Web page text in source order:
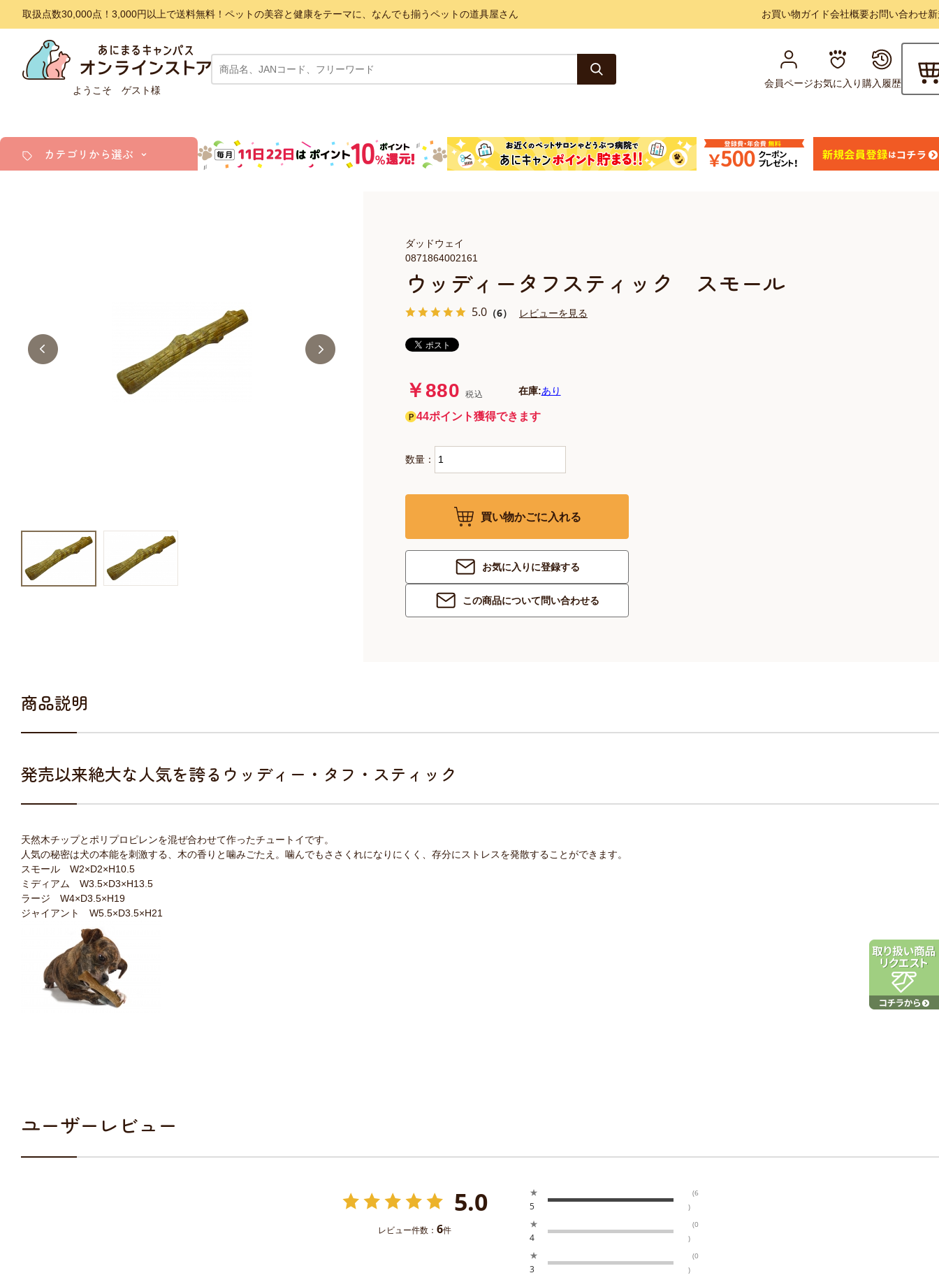
取扱点数30,000点！3,000円以上で送料無料！ペットの美容と健康をテーマに、なんでも揃うペットの道具屋さん お買い物ガイド会社概要お問い合わせ
ようこそ ゲスト様
会員ページお気に入り購入履歴
カテゴリから選ぶ
美容・ケア用品
服・おさんぽ用品
日用品（デイリー）
ウッディータフスティック スモール
5.0 （6） レビューを見る
0871864002161
ダッドウェイ
￥880 税込 在庫:あり
44ポイント獲得できます
数量：
買い物かごに入れる
お気に入りに登録する
この商品について問い合わせる
商品説明
発売以来絶大な人気を誇るウッディー・タフ・スティック
天然木チップとポリプロピレンを混ぜ合わせて作ったチュートイです。
人気の秘密は犬の本能を刺激する、木の香りと噛みごたえ。噛んでもささくれになりにくく、存分にストレスを発散することができます。
スモール W2×D2×H10.5
ミディアム W3.5×D3×H13.5
ラージ W4×D3.5×H19
ジャイアント W5.5×D3.5×H21
ユーザーレビュー
5.0
レビュー件数： 6件
★
5
(6
)
★
4
(0
)
★
3
(0
)